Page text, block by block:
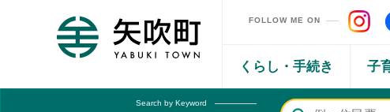
矢吹町ホームページ
FOLLOW ME ON
くらし・手続き 子
Search by Keyword